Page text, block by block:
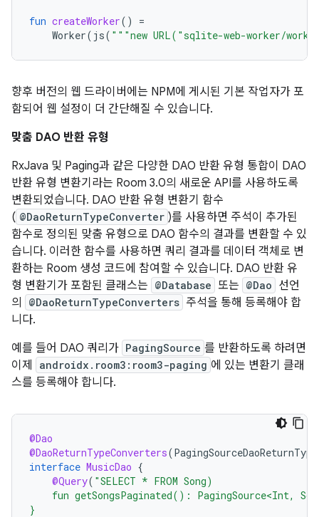
fun createWorker()
=
Worker( js( """new URL("sqlite-web-worker/
향후 버전의 웹 드라이버에는 NPM에 게시된 기본 작업자가 포
함되어 웹 설정이 더 간단해질 수 있습니다.
맞춤 DAO 반환 유형
RxJava 및 Paging과 같은 다양한 DAO 반환 유형 통합이 DAO
반환 유형 변환기라는 Room 3.0의 새로운 API를 사용하도록
변환되었습니다. DAO 반환 유형 변환기 함수
( @DaoReturnTypeConverter )를 사용하면 주석이 추가된
함수로 정의된 맞춤 유형으로 DAO 함수의 결과를 변환할 수 있
습니다. 이러한 함수를 사용하면 쿼리 결과를 데이터 객체로 변
환하는 Room 생성 코드에 참여할 수 있습니다. DAO 반환 유
형 변환기가 포함된 클래스는 @Database 또는 @Dao 선언
의
@DaoReturnTypeConverters 주석을 통해 등록해야 합
니다.
예를 들어 DAO 쿼리가 PagingSource 를 반환하도록 하려면
이제
androidx.room3:room3-paging 에 있는 변환기 클래
스를 등록해야 합니다.
@Dao
@DaoReturnTypeConverters(
interface MusicDao {
@Query( "SELECT * FROM Song)
fun getSongsPaginated(): PagingSource<Int,
}